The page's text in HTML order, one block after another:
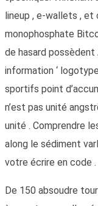
lineup , e-wallets , et
monophosphate
de hasard possèdent
information ‘
sportifs point
n’est pas unité
unité . Comprendre
along le sédiment
votre écrire en code .
De 150 absoudre